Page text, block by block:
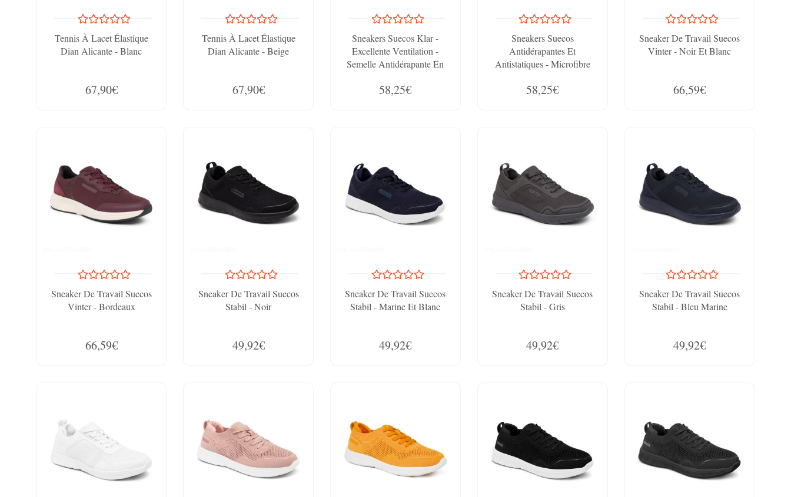
Tennis À Lacet Élastique
Dian Alicante - Blanc
67,90€
Tennis À Lacet Élastique
Dian Alicante - Beige
67,90€
Sneakers Suecos Klar -
Excellente Ventilation -
Semelle Antidérapante En
Travail Pro
58,25€
Sneakers Suecos
Antidérapantes Et
Antistatiques - Microfibre
Avec Lace Stoppers
58,25€
Sneaker De Travail Suecos
Vinter - Noir Et Blanc
66,59€
Sneaker De Travail Suecos
Vinter - Bordeaux
66,59€
Sneaker De Travail Suecos
Stabil - Noir
49,92€
Sneaker De Travail Suecos
Stabil - Marine Et Blanc
49,92€
Sneaker De Travail Suecos
Stabil - Gris
49,92€
Sneaker De Travail Suecos
Stabil - Bleu Marine
49,92€